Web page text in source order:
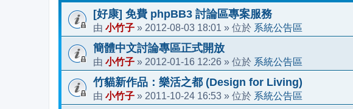
[好康] 免費 phpBB3 討論區專案服務
由 小竹子 » 2012-08-03 18:01 » 位於 系統公告區
簡體中文討論專區正式開放
由 小竹子 » 2012-01-16 12:26 » 位於 系統公告區
竹貓新作品：樂活之都 (Design for Living)
由 小竹子 » 2011-10-24 16:53 » 位於 系統公告區